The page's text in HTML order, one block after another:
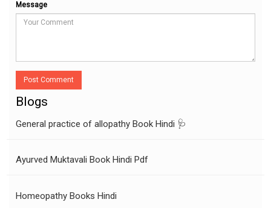
Message
Post Comment
Blogs
General practice of allopathy Book Hindi 🩺
Ayurved Muktavali Book Hindi Pdf
Homeopathy Books Hindi